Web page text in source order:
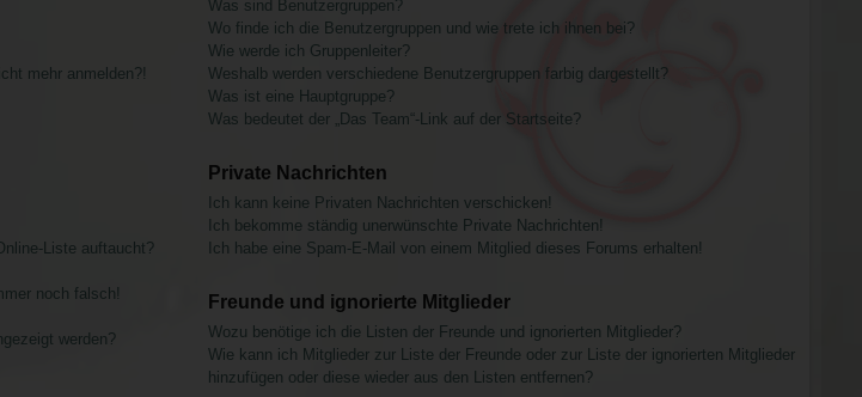
mehr anmelden?!
Liste auftaucht?
noch falsch!
werden?
Was sind Benutzergruppen?
Wo finde ich die Benutzergruppen und wie trete ich ihnen bei?
Wie werde ich Gruppenleiter?
Weshalb werden verschiedene Benutzergruppen farbig dargestellt?
Was ist eine Hauptgruppe?
Was bedeutet der „Das Team“-Link auf der Startseite?
Private Nachrichten
Ich kann keine Privaten Nachrichten verschicken!
Ich bekomme ständig unerwünschte Private Nachrichten!
Ich habe eine Spam-E-Mail von einem Mitglied dieses Forums erhalten!
Freunde und ignorierte Mitglieder
Wozu benötige ich die Listen der Freunde und ignorierten Mitglieder?
Wie kann ich Mitglieder zur Liste der Freunde oder zur Liste der ignorierten Mitglieder
hinzufügen oder diese wieder aus den Listen entfernen?